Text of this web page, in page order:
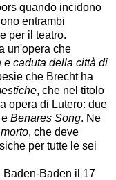
quando incidono
entrambi
per il teatro.
un'opera che
e caduta della città di
che Brecht ha
, che nel titolo
opera di Lutero: due
e Benares Song. Ne
, che deve
per tutte le sei
Baden-Baden il 17